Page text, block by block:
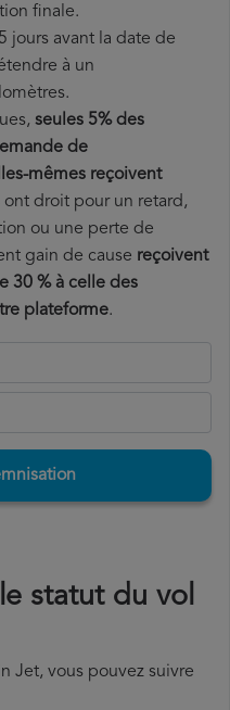
finale.
jours avant la date de
à un
seules 5% des
de
mêmes reçoivent
ont droit pour un retard,
ou une perte de
gain de cause reçoivent
30 % à celle des
plateforme.
statut du vol
Jet, vous pouvez suivre